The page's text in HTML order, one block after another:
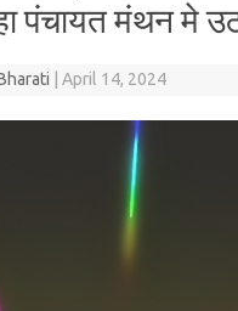
पंचायत मंथन मे
April 14, 2024